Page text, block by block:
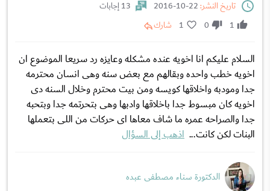
تاريخ النشر:
13 إجابات
1
0
1 شارك
السلام عليكم انا اخويه عنده مشكله وعايزه رد سريعا الموضوع ان
اخويه خطب واحده وبقالهم مع بعض سنه وهى انسان محترمه
جدا ومودبه واخلاقها كويسه ومن بيت محترم وخلال السنه دى
اخويه كان مبسوط جدا باخلاقها وادبها وهى بتحرتمه جدا وبتحبه
جدا والصراحه عمره ما شاف معاها اى حركات من اللى بتعملها
البنات لكن كانت... اذهب إلى السؤال
الدكتورة سناء مصطفى عبده